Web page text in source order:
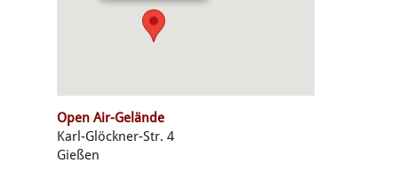
Open Air-Gelände
Karl-Glöckner-Str. 4
Gießen